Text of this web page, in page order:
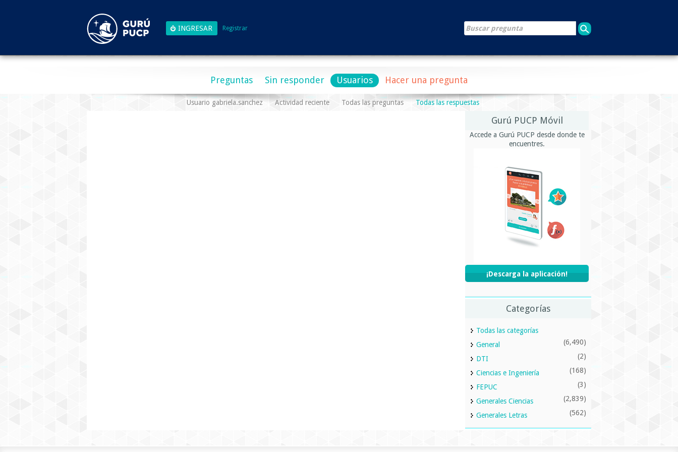
Registrar
Preguntas Sin responder Usuarios Hacer una pregunta
Usuario gabriela.sanchez Actividad reciente Todas las preguntas Todas las respuestas
Gurú PUCP Móvil
Accede a Gurú PUCP desde donde te
encuentres.
¡Descarga la aplicación!
Categorías
Todas las categorías
General
(6,490)
DTI (2)
Ciencias e Ingeniería (168)
FEPUC (3)
Generales Ciencias (2,839)
Generales Letras (562)